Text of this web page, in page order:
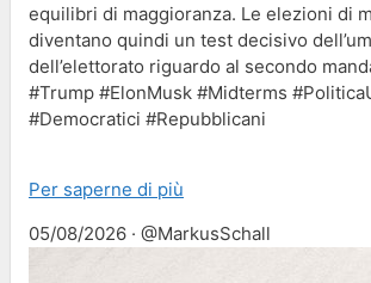
equilibri di maggioranza. Le elezioni di
diventano quindi un test decisivo
dell’elettorato riguardo al secondo
#Trump #ElonMusk #Midterms
#Democratici #Repubblicani
Per saperne di più
05/08/2026 · @MarkusSchall